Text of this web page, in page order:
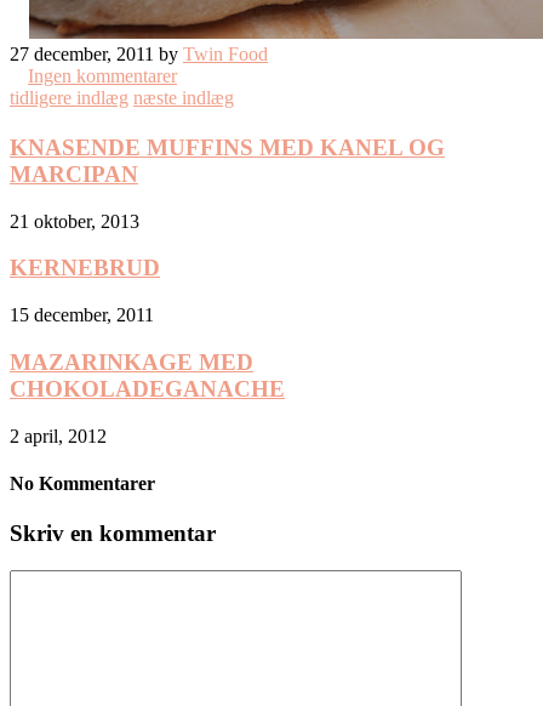
27 december, 2011 by Twin Food
Ingen kommentarer
tidligere indlæg næste indlæg
KNASENDE MUFFINS MED KANEL OG
MARCIPAN
21 oktober, 2013
KERNEBRUD
15 december, 2011
MAZARINKAGE MED
CHOKOLADEGANACHE
2 april, 2012
No Kommentarer
Skriv en kommentar